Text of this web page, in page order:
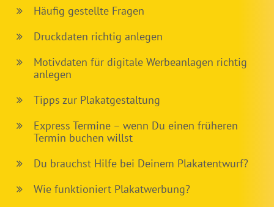
Häufig gestellte Fragen
Druckdaten richtig anlegen
Motivdaten für digitale Werbeanlagen richtig
anlegen
Tipps zur Plakatgestaltung
Express Termine – wenn Du einen früheren
Termin buchen willst
Du brauchst Hilfe bei Deinem Plakatentwurf?
Wie funktioniert Plakatwerbung?